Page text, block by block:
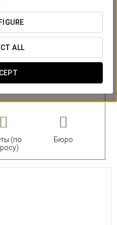
ALL
отдыха, чтобы вам не
беспокоиться.
(по
Бюро